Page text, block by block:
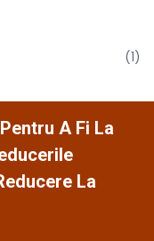
(1)
A Fi La
La